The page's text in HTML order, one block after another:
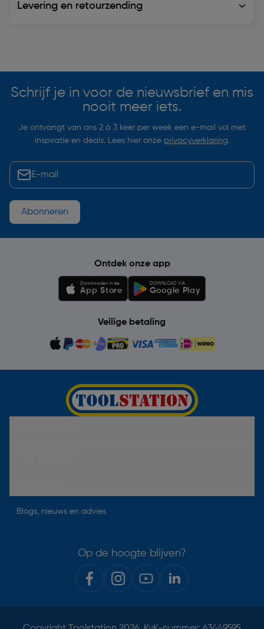
Levering en retourzending
Schrijf je in voor de nieuwsbrief en mis
nooit meer iets.
Je ontvangt van ons 2 à 3 keer per week een e-mail vol met
inspiratie en deals. Lees hier onze privacyverklaring.
Abonneren
Ontdek onze app
Downloaden in de
App Store
DOWNLOAD VIA
Google Play
Veilige betaling
Blogs, nieuws en advies
Op de hoogte blijven?